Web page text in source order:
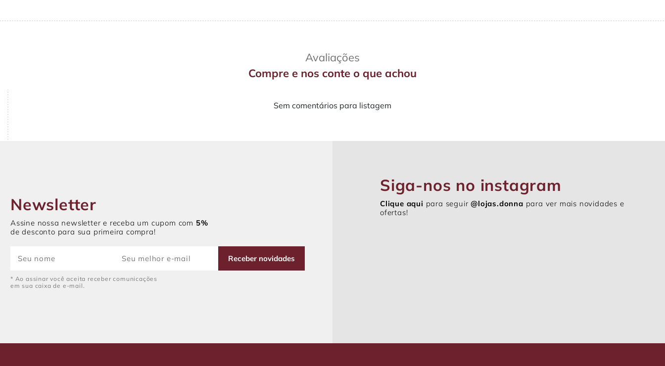
Avaliações
Compre e nos conte o que achou
Sem comentários para listagem
Newsletter
Assine nossa newsletter e receba um cupom com 5%
de desconto para sua primeira compra!
Receber novidades
* Ao assinar você aceita receber comunicações
em sua caixa de e-mail.
Siga-nos no instagram
Clique aqui para seguir@lojas.donna para ver mais novidades e
ofertas!